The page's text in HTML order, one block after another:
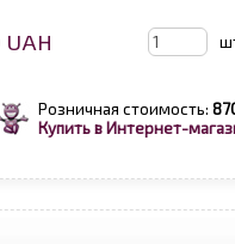
Розничная стоимость:
Купить в Интернет-